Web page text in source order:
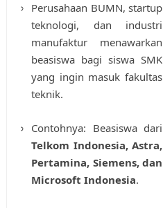
Perusahaan BUMN, startup
teknologi, dan industri
manufaktur menawarkan
beasiswa bagi siswa SMK
yang ingin masuk fakultas
teknik.
Contohnya: Beasiswa dari
Telkom Indonesia, Astra,
Pertamina, Siemens, dan
Microsoft Indonesia.